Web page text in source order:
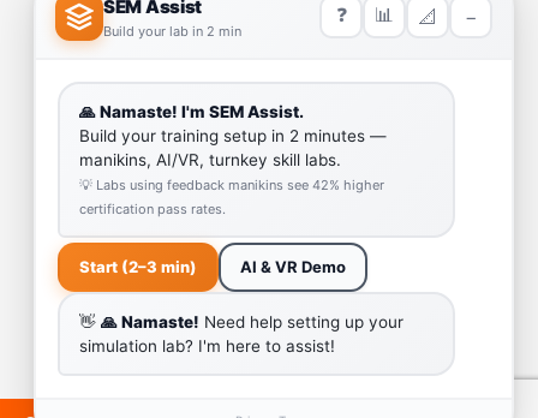
Team
Our Quality
Enquiry Cart
Why SEM Trainers- Supplier of Medical Manikins and
Simulators
COVID-19 Simulation Resources